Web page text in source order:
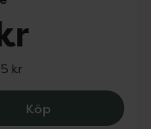
kr
KöpFuturo